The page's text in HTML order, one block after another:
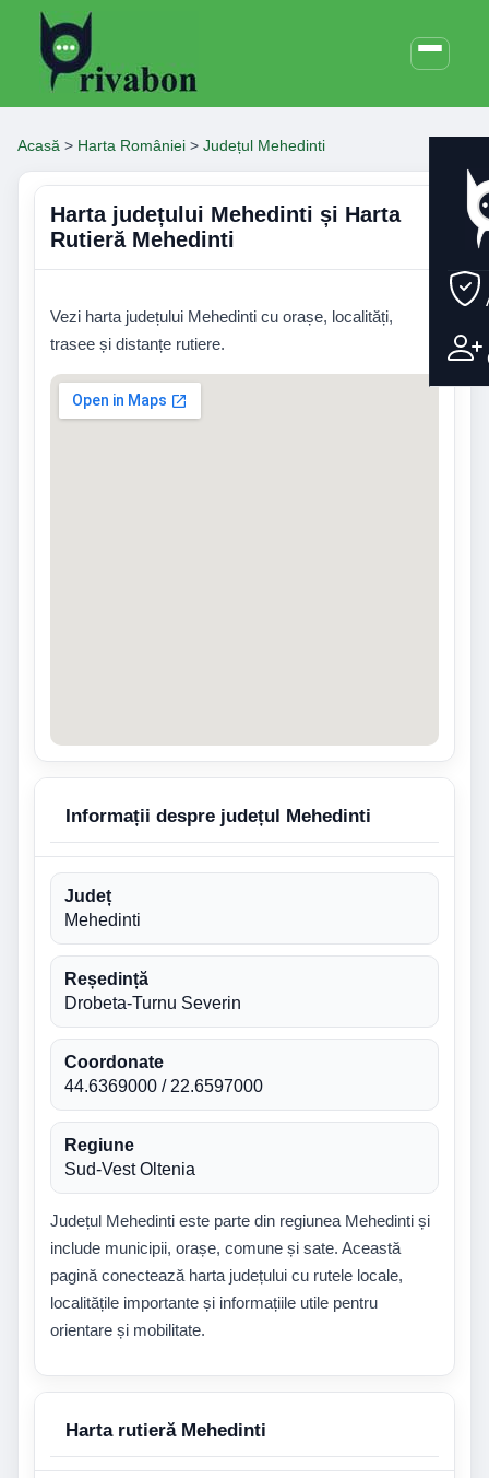
Acasă > Harta României > Județul Mehedinti
Harta județului Mehedinti și Harta
Rutieră Mehedinti
Vezi harta județului Mehedinti cu orașe, localități,
trasee și distanțe rutiere.
Informații despre județul Mehedinti
Județ
Mehedinti
Reședință
Drobeta-Turnu Severin
Coordonate
44.6369000 / 22.6597000
Regiune
Sud-Vest Oltenia
Județul Mehedinti este parte din regiunea Mehedinti și
include municipii, orașe, comune și sate. Această
pagină conectează harta județului cu rutele locale,
localitățile importante și informațiile utile pentru
orientare și mobilitate.
Harta rutieră Mehedinti